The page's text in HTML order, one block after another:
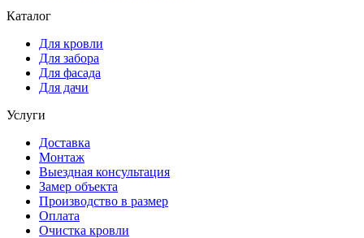
Каталог
Для кровли
Для забора
Для фасада
Для дачи
Услуги
Доставка
Монтаж
Выездная консультация
Замер объекта
Производство в размер
Оплата
Очистка кровли